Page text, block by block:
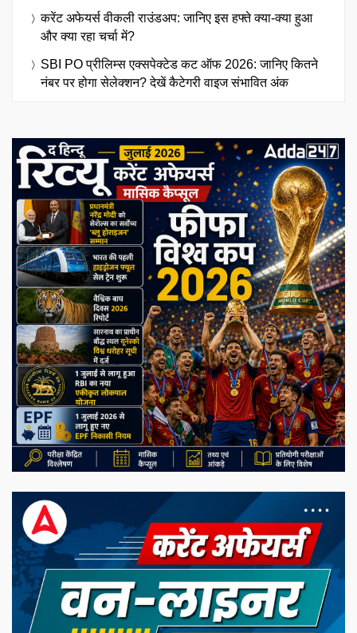
करेंट अफेयर्स वीकली राउंडअप: जानिए इस हफ्ते क्या-क्या हुआ
और क्या रहा चर्चा में?
SBI PO प्रीलिम्स एक्सपेक्टेड कट ऑफ 2026: जानिए कितने
नंबर पर होगा सेलेक्शन? देखें कैटेगरी वाइज संभावित अंक